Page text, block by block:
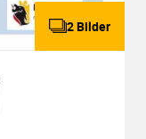
2 Bilder